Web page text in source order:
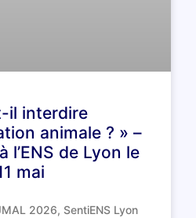
il interdire
animale ? » –
l’ENS de Lyon le
mai
2026, SentiENS Lyon